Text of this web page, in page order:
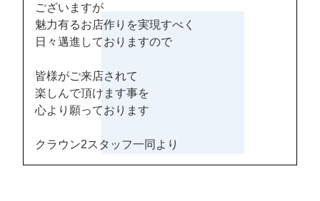
ございますが
魅力有るお店作りを実現すべく
日々邁進しておりますので
皆様がご来店されて
楽しんで頂けます事を
心より願っております
クラウン2スタッフ一同より